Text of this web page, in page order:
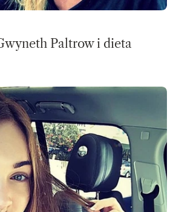
Paltrow i dieta